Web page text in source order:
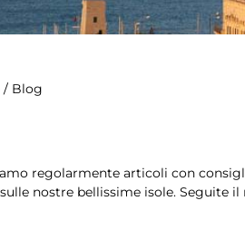
/ Blog
regolarmente articoli con
sulle nostre bellissime isole. Seguite